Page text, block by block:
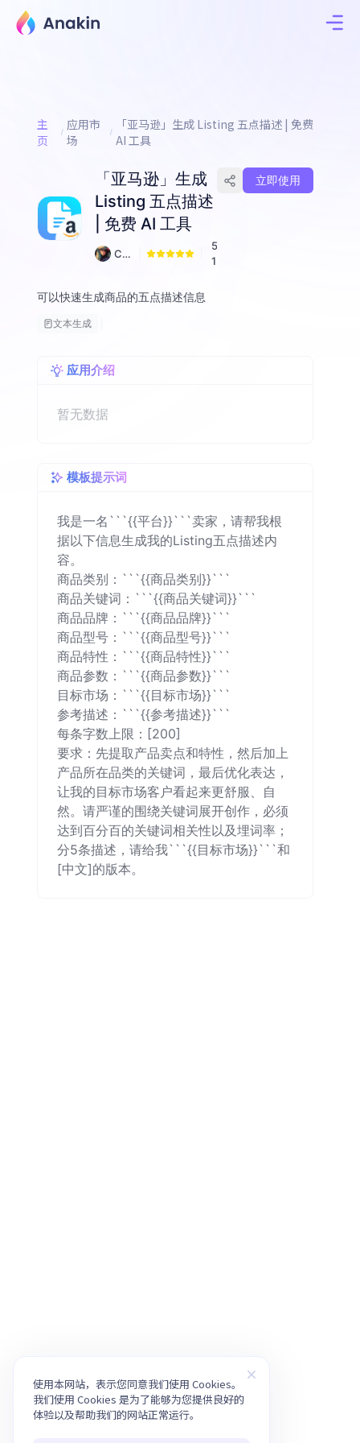
主
页
应用市
场
「亚马逊」生成 Listing 五点描述 | 免费
AI 工具
「亚马逊」生成
Listing 五点描述
| 免费 AI 工具
Cy
nk
5
1
立即使用
可以快速生成商品的五点描述信息
文本生成
应用介绍
暂无数据
模板提示词
我是一名```{{平台}}```卖家，请帮我根
据以下信息生成我的Listing五点描述内
容。
商品类别：```{{商品类别}}```
商品关键词：```{{商品关键词}}```
商品品牌：```{{商品品牌}}```
商品型号：```{{商品型号}}```
商品特性：```{{商品特性}}```
商品参数：```{{商品参数}}```
目标市场：```{{目标市场}}```
参考描述：```{{参考描述}}```
每条字数上限：[200]
要求：先提取产品卖点和特性，然后加上
产品所在品类的关键词，最后优化表达，
让我的目标市场客户看起来更舒服、自
然。请严谨的围绕关键词展开创作，必须
达到百分百的关键词相关性以及埋词率；
分5条描述，请给我```{{目标市场}}```和
[中文]的版本。
使用本网站，表示您同意我们使用 Cookies。
我们使用 Cookies 是为了能够为您提供良好的
体验以及帮助我们的网站正常运行。